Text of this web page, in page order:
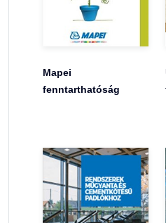
Mapei
fenntarthatóság